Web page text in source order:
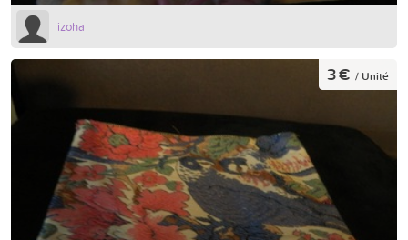
izoha
3 € / Unité